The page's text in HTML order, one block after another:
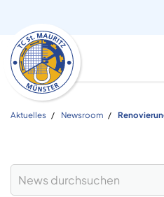
Aktuelles Newsroom